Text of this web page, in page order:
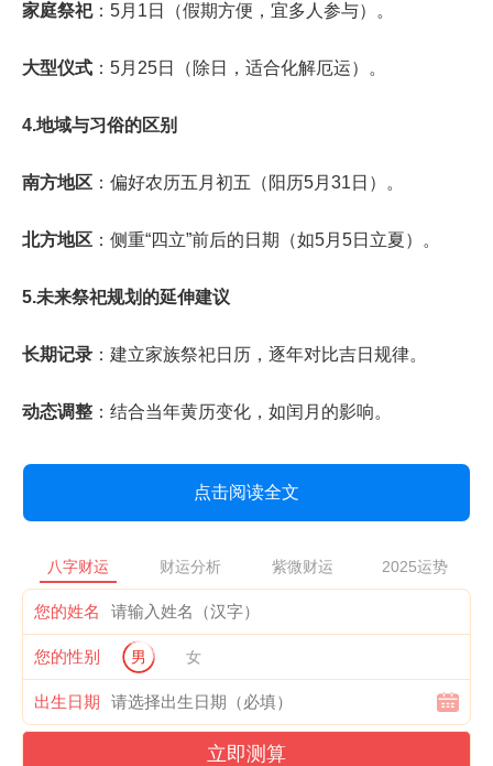
家庭祭祀：5月1日（假期方便，宜多人参与）。
大型仪式 ：5月25日（除日，适合化解厄运）。
4.地域与习俗的区别
南方地区 ：偏好农历五月初五（阳历5月31日）。
北方地区 ：侧重“四立”前后的日期（如5月5日立夏）。
5.未来祭祀规划的延伸建议
长期记录 ：建立家族祭祀日历，逐年对比吉日规律。
动态调整 ：结合当年黄历变化，如闰月的影响。
点击阅读全文
八字财运 财运分析 紫微财运 2025运势
您的姓名
您的性别 男 女
出生日期
立即测算